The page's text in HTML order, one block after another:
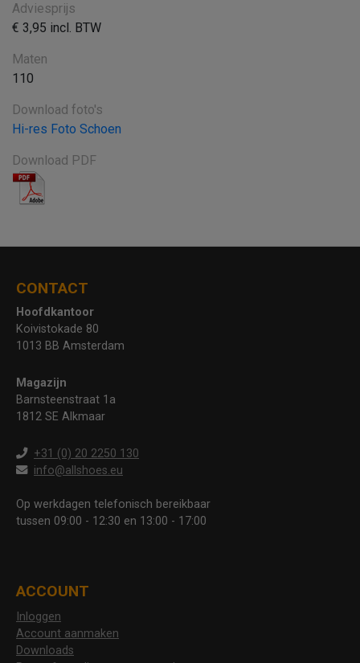
Adviesprijs
€ 3,95 incl. BTW
Maten
110
Download foto's
Hi-res Foto Schoen
Download PDF
CONTACT
Hoofdkantoor
Koivistokade 80
1013 BB Amsterdam
Magazijn
Barnsteenstraat 1a
1812 SE Alkmaar
+31 (0) 20 2250 130
info@allshoes.eu
Op werkdagen telefonisch bereikbaar
tussen 09:00 - 12:30 en 13:00 - 17:00
ACCOUNT
Inloggen
Account aanmaken
Downloads